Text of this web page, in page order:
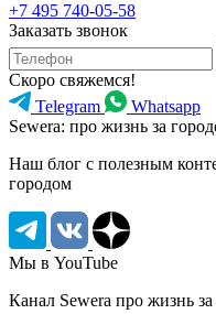
+7 495 740-05-58
Заказать звонок
Скоро свяжемся!
Telegram
Whatsapp
Sewera: про жизнь за
Наш блог c полезным
городом
Мы в YouTube
Канал Sewera про жизнь